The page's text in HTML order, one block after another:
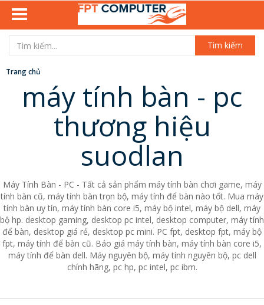
Tìm kiếm
Trang chủ
máy tính bàn - pc
thương hiệu
suodlan
Máy Tính Bàn - PC - Tất cả sản phẩm máy tính bàn chơi game, máy
tính bàn cũ, máy tính bàn trọn bộ, máy tính để bàn nào tốt. Mua máy
tính bàn uy tín, máy tính bàn core i5, máy bộ intel, máy bộ dell, máy
bộ hp. desktop gaming, desktop pc intel, desktop computer, máy tính
để bàn, desktop giá rẻ, desktop pc mini. PC fpt, desktop fpt, máy bộ
fpt, máy tính để bàn cũ. Báo giá máy tính bàn, máy tính bàn core i5,
máy tính để bàn dell. Máy nguyên bộ, máy tính nguyên bộ, pc dell
chính hãng, pc hp, pc intel, pc ibm.